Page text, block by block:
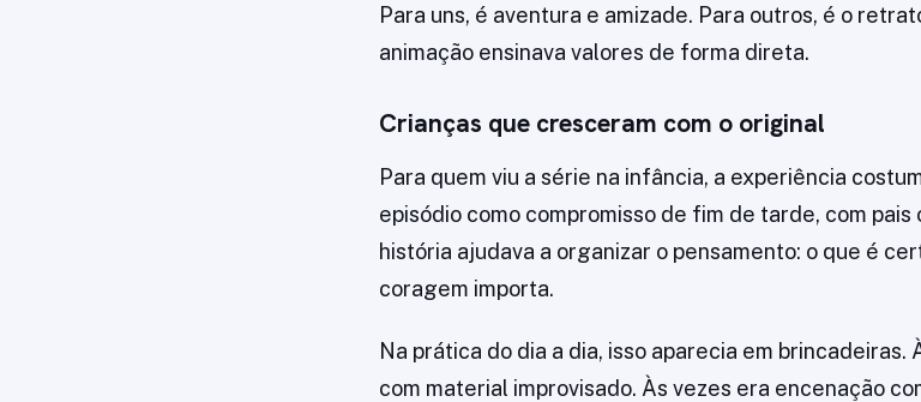
Para uns, é aventura e amizade. Para outros, é o
animação ensinava valores de forma direta.
Crianças que cresceram com o original
Para quem viu a série na infância, a experiência
episódio como compromisso de fim de tarde, com pais
história ajudava a organizar o pensamento: o que é
coragem importa.
Na prática do dia a dia, isso aparecia em brincadeiras.
com material improvisado. Às vezes era encenação